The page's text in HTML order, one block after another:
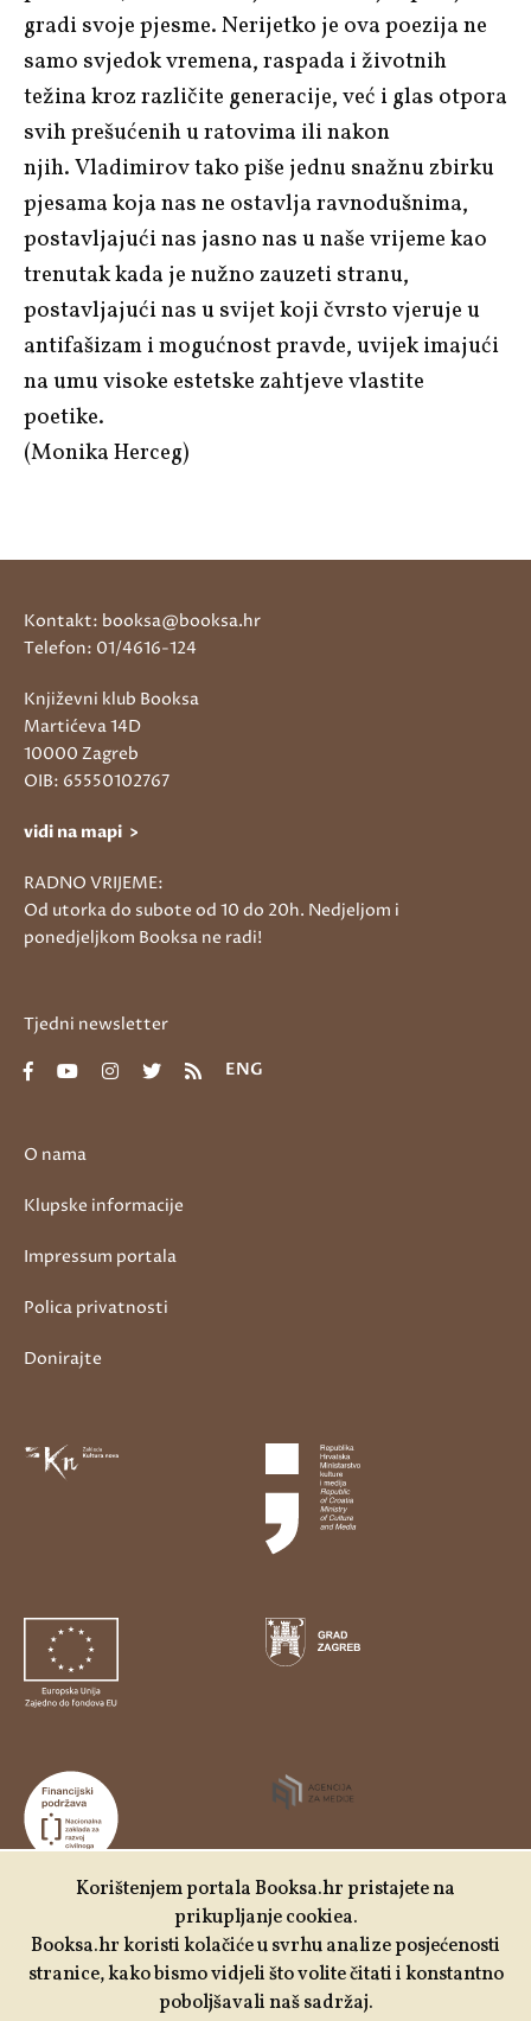
gradi svoje pjesme. Nerijetko je ova poezija ne
samo svjedok vremena, raspada i životnih
težina kroz različite generacije, već i glas otpora
svih prešućenih u ratovima ili nakon
njih. Vladimirov tako piše jednu snažnu zbirku
pjesama koja nas ne ostavlja ravnodušnima,
postavljajući nas jasno nas u naše vrijeme kao
trenutak kada je nužno zauzeti stranu,
postavljajući nas u svijet koji čvrsto vjeruje u
antifašizam i mogućnost pravde, uvijek imajući
na umu visoke estetske zahtjeve vlastite
poetike.
(Monika Herceg)
Udruga Kulturtreger je korisnik institucionalne podrške
Nacionalne zaklade za razvoj civilnoga društva za
stabilizaciju i/ili razvoj udruge u području demokratizacije i
O nama
Klupske informacije
Impressum portala
Polica privatnosti
Donirajte
Kontakt: booksa@booksa.hr
Telefon: 01/4616-124
Književni klub Booksa
Martićeva 14D
10000 Zagreb
OIB: 65550102767
vidi na mapi >
RADNO VRIJEME:
Od utorka do subote od 10 do 20h. Nedjeljom i
ponedjeljkom Booksa ne radi!
Tjedni newsletter
ENG
Korištenjem portala Booksa.hr pristajete na
prikupljanje cookiea.
Booksa.hr koristi kolačiće u svrhu analize posjećenosti
stranice, kako bismo vidjeli što volite čitati i konstantno
poboljšavali naš sadržaj.